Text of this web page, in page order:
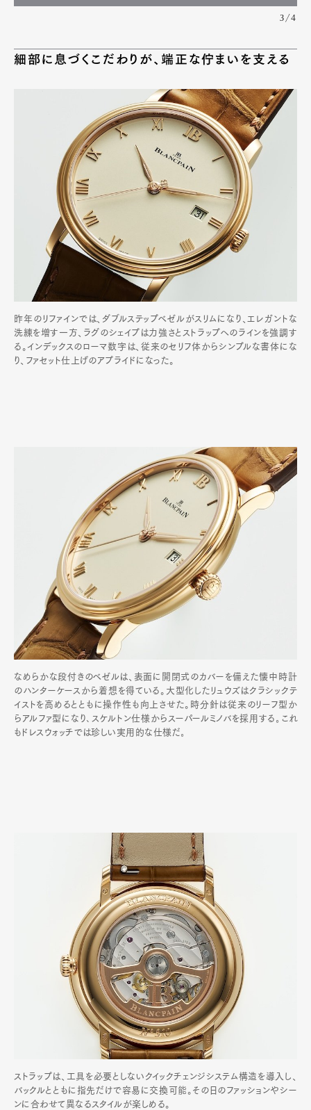
3/4
細部に息づくこだわりが、端正な佇まいを支える
昨年のリファインでは、ダブルステップベゼルがスリムになり、エレガントな
洗練を増す一方、ラグのシェイプは力強さとストラップへのラインを強調す
る。インデックスのローマ数字は、従来のセリフ体からシンプルな書体にな
り、ファセット仕上げのアプライドになった。
なめらかな段付きのベゼルは、表面に開閉式のカバーを備えた懐中時計
のハンターケースから着想を得ている。大型化したリュウズはクラシックテ
イストを高めるとともに操作性も向上させた。時分針は従来のリーフ型か
らアルファ型になり､スケルトン仕様からスーパールミノバを採用する｡これ
もドレスウォッチでは珍しい実用的な仕様だ｡
ストラップは、工具を必要としないクイックチェンジシステム構造を導入し、
バックルとともに指先だけで容易に交換可能。その日のファッションやシー
ンに合わせて異なるスタイルが楽しめる。